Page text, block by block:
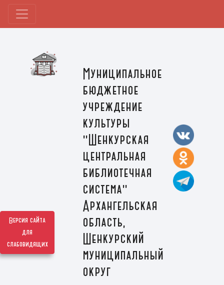
Версия сайта
для
слабовидящих
Муниципальное
бюджетное
учреждение
культуры
"Шенкурская
центральная
библиотечная
система"
Архангельская
область,
Шенкурский
муниципальный
округ